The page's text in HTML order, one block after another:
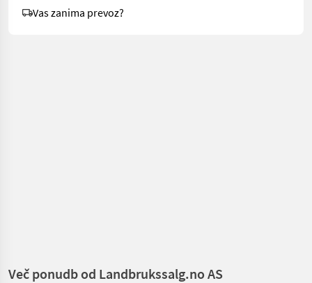
Vas zanima prevoz?
Več ponudb od Landbrukssalg.no AS